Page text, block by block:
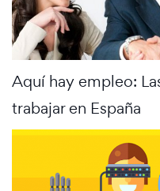
Aquí hay empleo:
trabajar en España